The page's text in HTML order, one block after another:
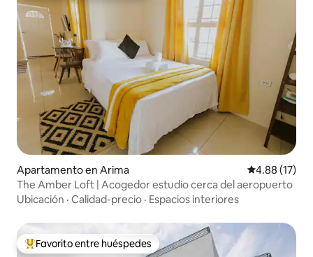
Apartamento en Arima Calificación
4.88 (17)
The Amber Loft | Acogedor estudio cerca del aeropuerto
Ubicación · Calidad-precio · Espacios interiores
Favorito entre huéspedes preferido
Favorito entre huéspedes